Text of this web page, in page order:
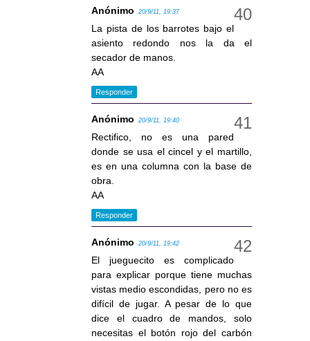
Anónimo 20/9/11, 19:37
La pista de los barrotes bajo el
asiento redondo nos la da el
secador de manos.
AA
Responder
Anónimo 20/9/11, 19:40
Rectifico, no es una pared
donde se usa el cincel y el martillo,
es en una columna con la base de
obra.
AA
Responder
Anónimo 20/9/11, 19:42
El jueguecito es complicado
para explicar porque tiene muchas
vistas medio escondidas, pero no es
difícil de jugar. A pesar de lo que
dice el cuadro de mandos, solo
necesitas el botón rojo del carbón